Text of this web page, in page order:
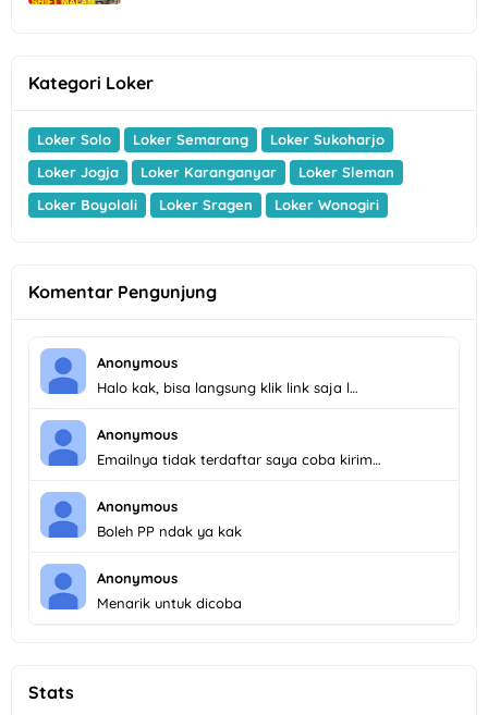
Kategori Loker
Loker Solo Loker Semarang
Loker Sukoharjo
Loker Jogja
Loker Karanganyar
Loker Sleman
Loker Boyolali
Loker Sragen Loker Wonogiri
Komentar Pengunjung
Anonymous
Halo kak, bisa langsung klik link saja l…
Anonymous
Emailnya tidak terdaftar saya coba kirim…
Anonymous
Boleh PP ndak ya kak
Anonymous
Menarik untuk dicoba
Stats